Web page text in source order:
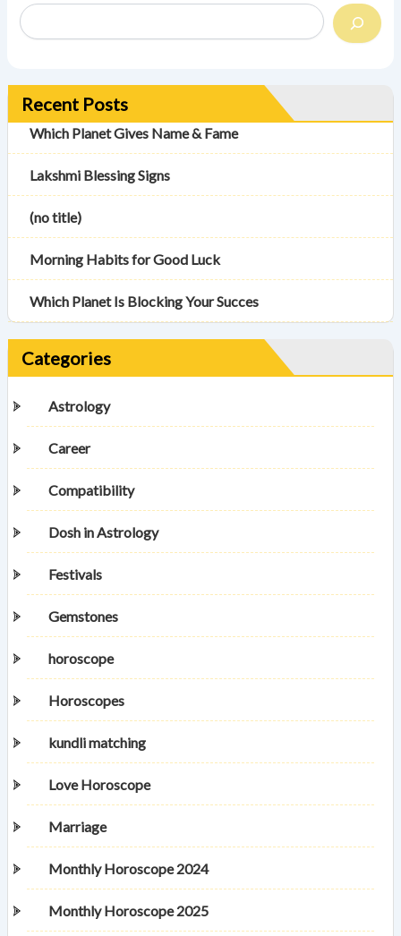
Recent Posts
Which Planet Gives Name & Fame
Lakshmi Blessing Signs
(no title)
Morning Habits for Good Luck
Which Planet Is Blocking Your Succes
Categories
Astrology
Career
Compatibility
Dosh in Astrology
Festivals
Gemstones
horoscope
Horoscopes
kundli matching
Love Horoscope
Marriage
Monthly Horoscope 2024
Monthly Horoscope 2025